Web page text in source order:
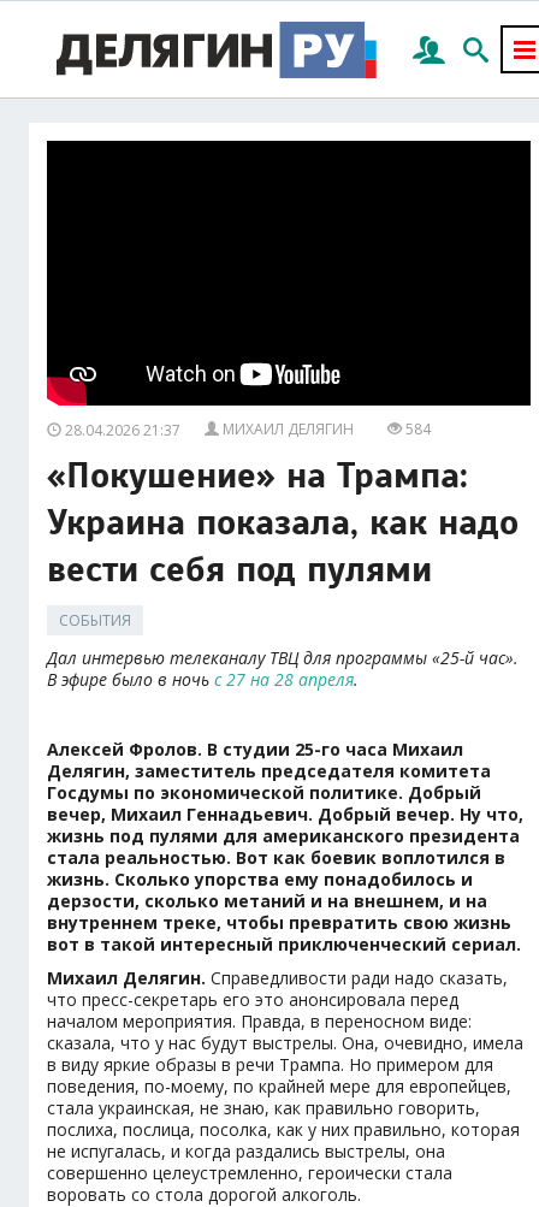
28.04.2026 21:37 МИХАИЛ ДЕЛЯГИН 584
«Покушение» на Трампа:
Украина показала, как надо
вести себя под пулями
СОБЫТИЯ
Дал интервью телеканалу ТВЦ для программы «25-й час».
В эфире было в ночь с 27 на 28 апреля.
Алексей Фролов. В студии 25-го часа Михаил
Делягин, заместитель председателя комитета
Госдумы по экономической политике. Добрый
вечер, Михаил Геннадьевич. Добрый вечер. Ну что,
жизнь под пулями для американского президента
стала реальностью. Вот как боевик воплотился в
жизнь. Сколько упорства ему понадобилось и
дерзости, сколько метаний и на внешнем, и на
внутреннем треке, чтобы превратить свою жизнь
вот в такой интересный приключенческий сериал.
Михаил Делягин. Справедливости ради надо сказать,
что пресс-секретарь его это анонсировала перед
началом мероприятия. Правда, в переносном виде:
сказала, что у нас будут выстрелы. Она, очевидно, имела
в виду яркие образы в речи Трампа. Но примером для
поведения, по-моему, по крайней мере для европейцев,
стала украинская, не знаю, как правильно говорить,
послиха, послица, посолка, как у них правильно, которая
не испугалась, и когда раздались выстрелы, она
совершенно целеустремленно, героически стала
воровать со стола дорогой алкоголь.